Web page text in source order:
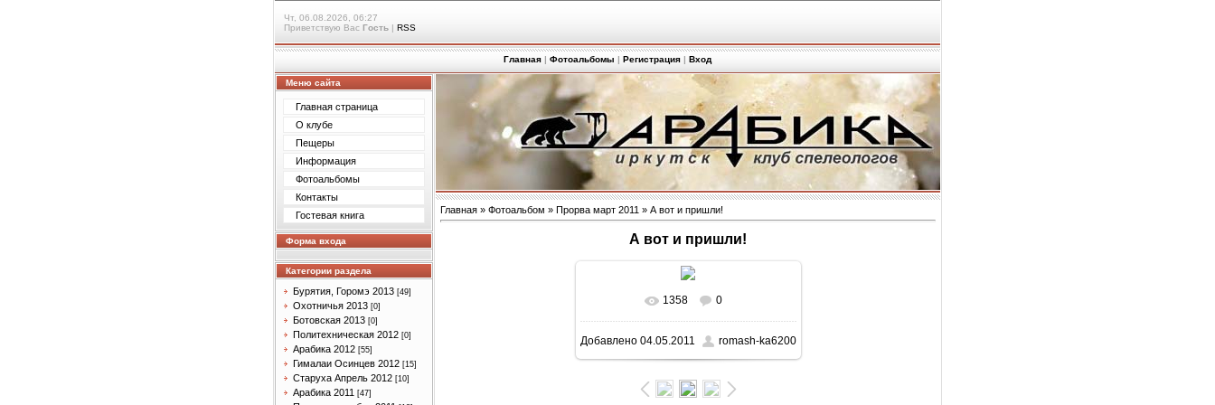
Чт, 06.08.2026, 06:27
Приветствую Вас Гость | RSS
Главная | Фотоальбомы | Регистрация | Вход
Меню сайта
Главная страница
О клубе
Пещеры
Информация
Фотоальбомы
Контакты
Гостевая книга
Форма входа
Категории раздела
Бурятия, Горомэ 2013 [49]
Охотничья 2013 [0]
Ботовская 2013 [0]
Политехническая 2012 [0]
Арабика 2012 [55]
Гималаи Осинцев 2012 [15]
Старуха Апрель 2012 [10]
Арабика 2011 [47]
Главная » Фотоальбом » Прорва март 2011 » А вот и пришли!
А вот и пришли!
В реальном размере
140.6Kb
1358 0
Добавлено04.05.2011 romash-ka6200